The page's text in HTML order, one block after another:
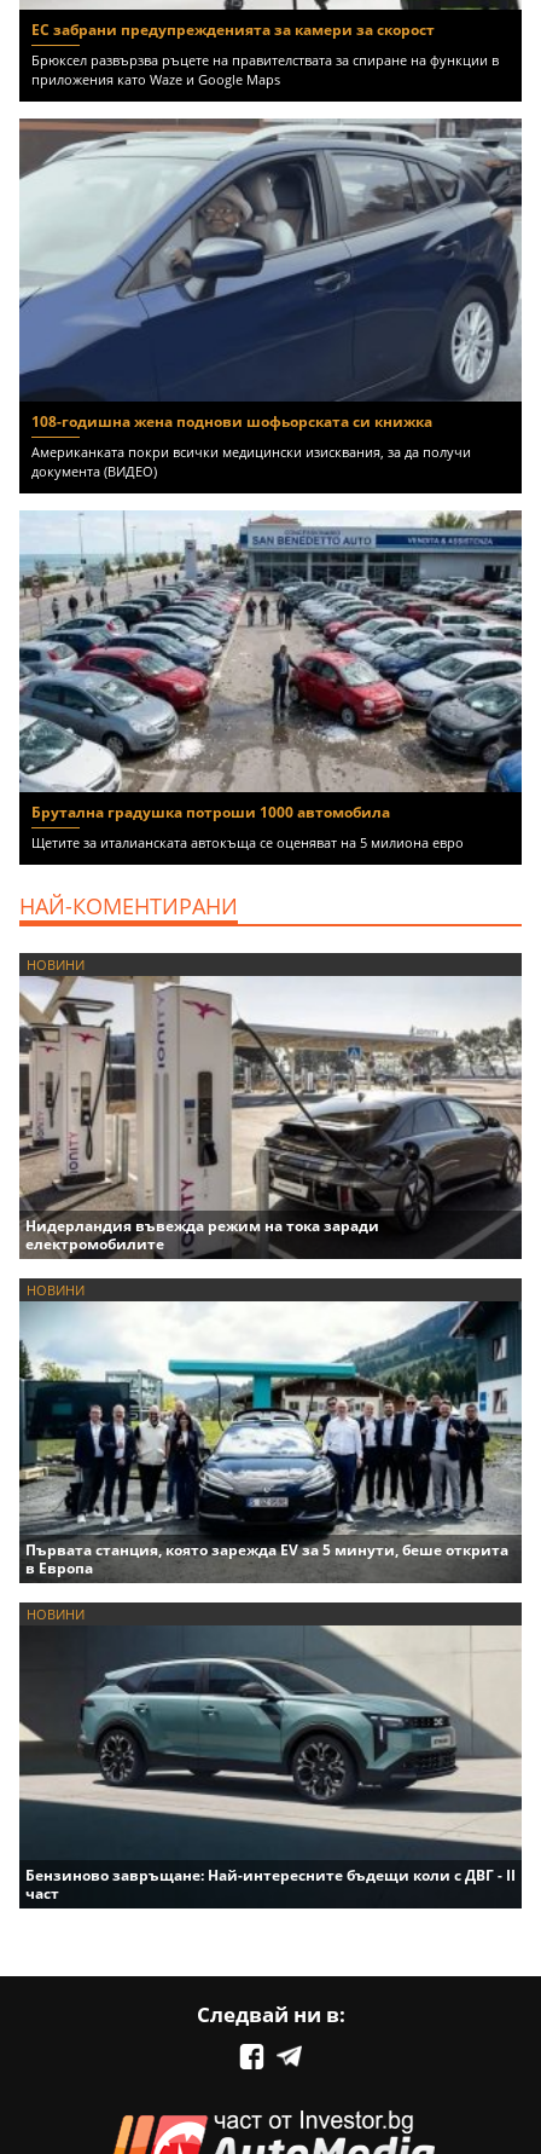
ЕС забрани предупрежденията за камери за скорост
Брюксел развързва ръцете на правителствата за спиране на функции в
приложения като Waze и Google Maps
108-годишна жена поднови шофьорската си книжка
Американката покри всички медицински изисквания, за да получи
документа (ВИДЕО)
Брутална градушка потроши 1000 автомобила
Щетите за италианската автокъща се оценяват на 5 милиона евро
НАЙ-КОМЕНТИРАНИ
НОВИНИ
Нидерландия въвежда режим на тока заради
електромобилите
НОВИНИ
Първата станция, която зарежда EV за 5 минути, беше открита
в Европа
НОВИНИ
Бензиново завръщане: Най-интересните бъдещи коли с ДВГ - II
част
Следвай ни в: